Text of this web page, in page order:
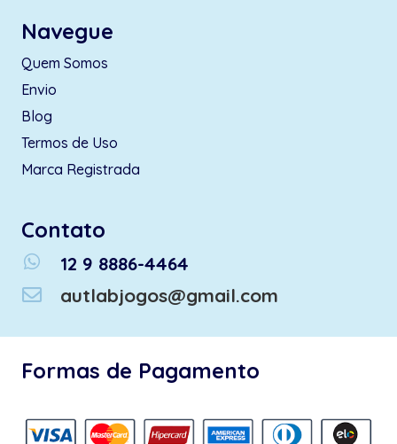
Navegue
Quem Somos
Envio
Blog
Termos de Uso
Marca Registrada
Contato
whatsapp
12 9 8886-4464
autlabjogos@gmail.com
Formas de Pagamento